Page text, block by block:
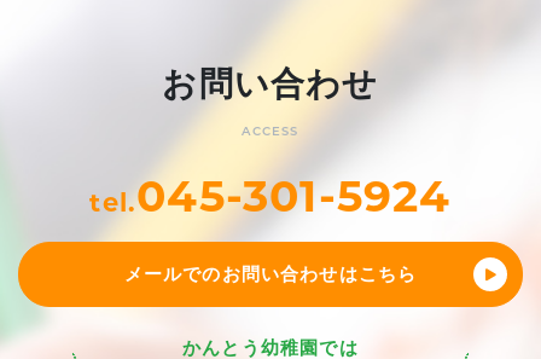
お問い合わせ
ACCESS
tel.045-301-5924
メールでのお問い合わせはこちら
かんとう幼稚園では